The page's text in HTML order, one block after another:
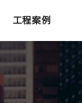
工程案例